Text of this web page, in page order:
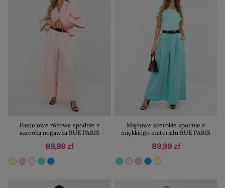
Pastelowe różowe spodnie z
szeroką nogawką RUE PARIS
89,99 zł
Miętowe szerokie spodnie z
miękkiego materiału RUE PARIS
89,99 zł